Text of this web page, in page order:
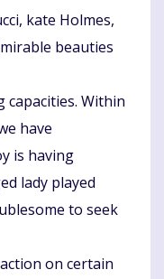
kate Holmes,
beauties
capacities. Within
have
is having
lady played
to seek
on certain